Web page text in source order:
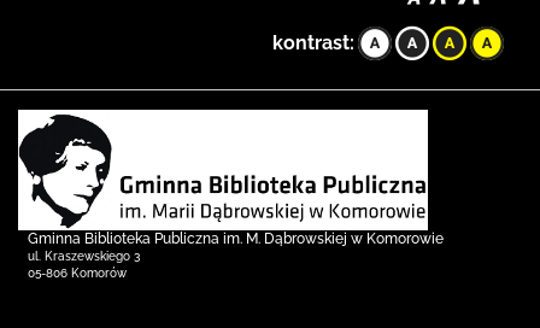
kontrast:
Gminna Biblioteka Publiczna im. M. Dąbrowskiej w Komorowie
ul. Kraszewskiego 3
05-806 Komorów